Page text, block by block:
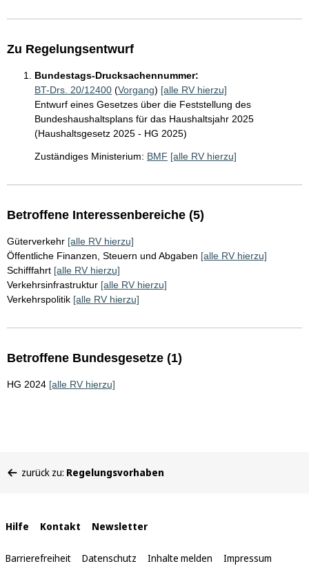
Zu Regelungsentwurf
Bundestags-Drucksachennummer:
BT-Drs. 20/12400 (Vorgang) [alle RV hierzu]
Entwurf eines Gesetzes über die Feststellung des
Bundeshaushaltsplans für das Haushaltsjahr 2025
(Haushaltsgesetz 2025 - HG 2025)
Zuständiges Ministerium: BMF [alle RV hierzu]
Betroffene Interessenbereiche (5)
Güterverkehr [alle RV hierzu]
Öffentliche Finanzen, Steuern und Abgaben [alle RV hierzu]
Schifffahrt [alle RV hierzu]
Verkehrsinfrastruktur [alle RV hierzu]
Verkehrspolitik [alle RV hierzu]
Betroffene Bundesgesetze (1)
HG 2024 [alle RV hierzu]
befinden
zurück zu: Regelungsvorhaben
Interne
Links
Hilfe Kontakt Newsletter
Barrierefreiheit Datenschutz Inhalte melden Impressum